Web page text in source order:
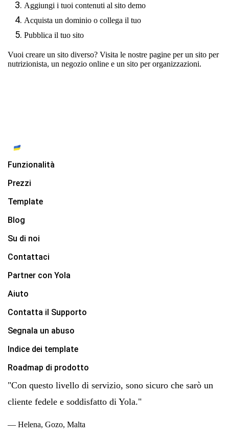
Aggiungi i tuoi contenuti al sito demo
Acquista un dominio o collega il tuo
Pubblica il tuo sito
Vuoi creare un sito diverso? Visita le nostre pagine perun sito per
nutrizionista, un negozio online e un sito per organizzazioni.
Funzionalità
Prezzi
Template
Blog
Su di noi
Contattaci
Partner con Yola
Aiuto
Contatta il Supporto
Segnala un abuso
Indice dei template
Roadmap di prodotto
"Con questo livello di servizio, sono sicuro che sarò un
cliente fedele e soddisfatto di Yola."
— Helena, Gozo, Malta